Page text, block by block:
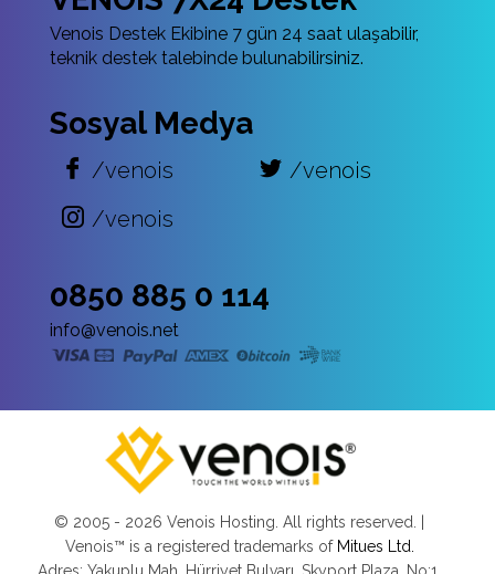
Venois Destek Ekibine 7 gün 24 saat ulaşabilir,
teknik destek talebinde bulunabilirsiniz.
Sosyal Medya
/venois
/venois
/venois
0850 885 0 114
info@venois.net
© 2005 - 2026 Venois Hosting. All rights reserved. |
Venois™ is a registered trademarks of Mitues Ltd.